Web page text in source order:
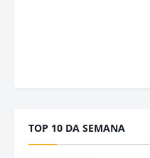
TOP 10 DA SEMANA